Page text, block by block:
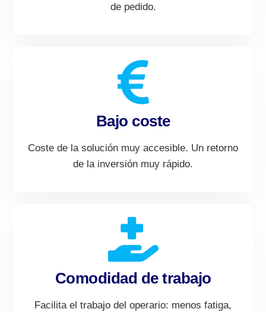
de pedido.
Bajo coste
Coste de la solución muy accesible. Un retorno
de la inversión muy rápido.
Comodidad de trabajo
Facilita el trabajo del operario: menos fatiga,